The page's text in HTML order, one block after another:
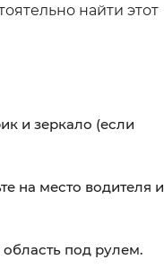
найти этот
и зеркало (если
на место водителя и
под рулем.